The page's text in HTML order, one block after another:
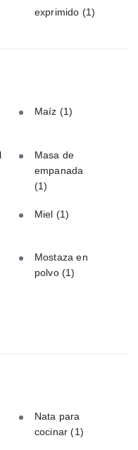
exprimido (1)
Maíz (1)
Masa de
empanada
(1)
Miel (1)
Mostaza en
polvo(1)
Nata para
cocinar(1)